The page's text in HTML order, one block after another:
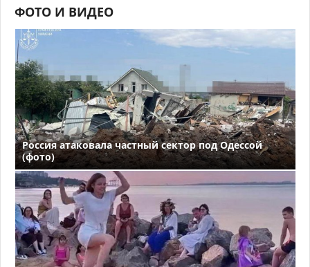
ФОТО И ВИДЕО
Россия атаковала частный сектор под Одессой
(фото)